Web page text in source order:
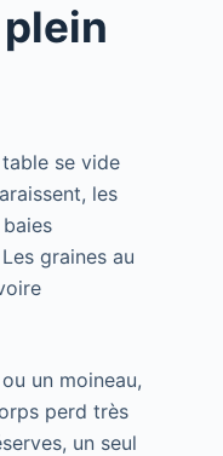
se vide
les
graines au
un moineau,
perd très
un seul